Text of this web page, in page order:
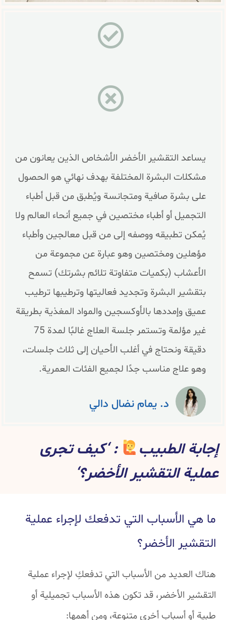
يساعد التقشير الأخضر الأشخاص الذين يعانون من
مشكلات البشرة المختلفة بهدف نهائي هو الحصول
على بشرة صافية ومتجانسة ويُطبق من قبل أطباء
التجميل أو أطباء مختصين في جميع أنحاء العالم ولا
يُمكن تطبيقه ووصفه إلى من قبل معالجين وأطباء
مؤهلين ومختصين وهو عبارة عن مجموعة من
الأعشاب (بكميات متفاوتة تلائم بشرتك) تسمح
بتقشير البشرة وتجديد فعاليتها وترطيبها ترطيب
عميق وإمددها بالأوكسجين والمواد المغذية بطريقة
غير مؤلمة وتستمر جلسة العلاج غالبًا لمدة 75
دقيقة ونحتاج في أغلب الأحيان إلى ثلاث جلسات،
وهو علاج مناسب جدًا لجميع الفئات العمرية.
د. يمام نضال دالي
إجابة الطبيب
: ‘كيف تجرى
عملية التقشير الأخضر؟‘
ما هي الأسباب التي تدفعك لإجراء عملية
التقشير الأخضر؟
هناك العديد من الأسباب التي تدفعكِ لإجراء عملية
التقشير الأخضر، قد تكون هذه الأسباب تجميلية أو
طبية أو أسباب أخرى متنوعة، ومن أهمها: